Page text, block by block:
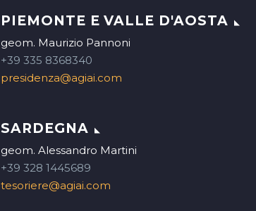
PIEMONTE E VALLE D'AOSTA
geom. Maurizio Pannoni
+39 335 8368340
presidenza@agiai.com
SARDEGNA
geom. Alessandro Martini
+39 328 1445689
tesoriere@agiai.com